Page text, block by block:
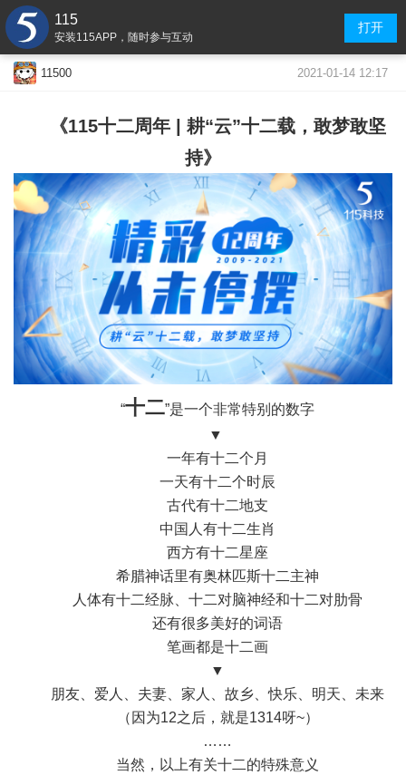
115
安装115APP，随时参与互动
打开
11500 2021-01-14 12:17
《115十二周年 | 耕“云”十二载，敢梦敢坚
持》
“十二”是一个非常特别的数字
▼
一年有十二个月
一天有十二个时辰
古代有十二地支
中国人有十二生肖
西方有十二星座
希腊神话里有奥林匹斯十二主神
人体有十二经脉、十二对脑神经和十二对肋骨
还有很多美好的词语
笔画都是十二画
▼
朋友、爱人、夫妻、家人、故乡、快乐、明天、未来
（因为12之后，就是1314呀~）
……
当然，以上有关十二的特殊意义